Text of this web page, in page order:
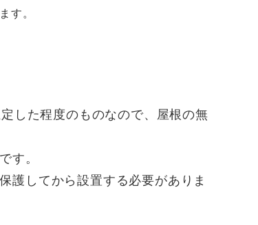
す。
した程度のものなので、屋根の無
す。
護してから設置する必要がありま